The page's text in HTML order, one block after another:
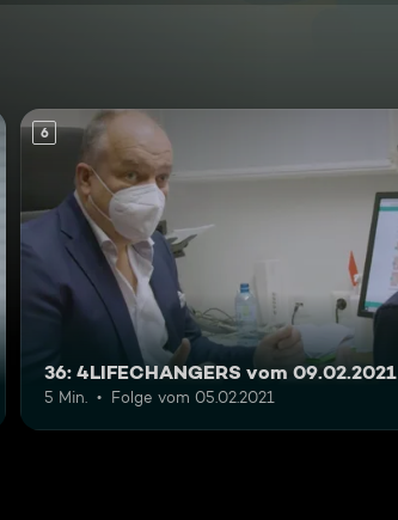
6
36: 4LIFECHANGERS vom 09.02.2021
5 Min. Folge vom 05.02.2021